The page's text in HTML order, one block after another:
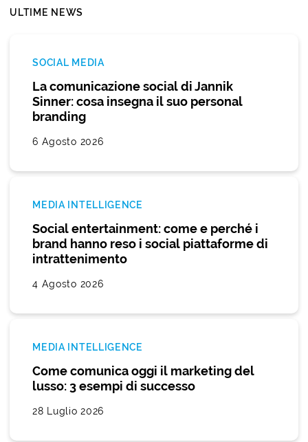
ULTIME NEWS
SOCIAL MEDIA
La comunicazione social di Jannik
Sinner: cosa insegna il suo personal
branding
6 Agosto 2026
MEDIA INTELLIGENCE
Social entertainment: come e perché i
brand hanno reso i social piattaforme di
intrattenimento
4 Agosto 2026
MEDIA INTELLIGENCE
Come comunica oggi il marketing del
lusso: 3 esempi di successo
28 Luglio 2026